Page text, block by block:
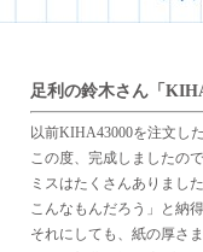
足利の鈴木さん「
以前KIHA43000を注文し
この度、完成しましたの
ミスはたくさんありまし
こんなもんだろう」と納
それにしても、紙の厚さ